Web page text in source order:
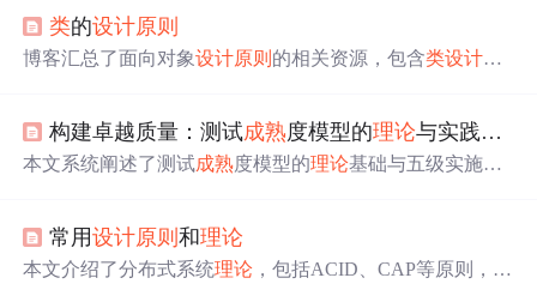
目标，覆盖技术、数据、组织、业务及伦理五大能力维
度，支持五级成熟度演进，并通过量化指标、行业定制和
类的设计原则
博客汇总了面向对象设计原则 的相关资源，包含类设计原
料。构建卓越质量：测试成熟度模型的理论与实践路径
本文系统阐述了测试成熟度模型的理论基础与五级实施路
策略，并探讨智能化、DevTestOps融合等未来趋势，助力
企业实现从被动测试到主动质量引领的转型升级。
常用设计原则和理论
本文介绍了分布式系统理论 ，包括ACID、CAP等原则，并